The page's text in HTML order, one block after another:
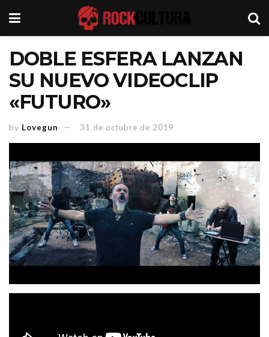
DOBLE ESFERA LANZAN
SU NUEVO VIDEOCLIP
«FUTURO»
by Lovegun 31 de octubre de 2019